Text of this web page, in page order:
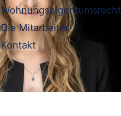
Wohnungseigentumsrecht
Die Mitarbeiter
Kontakt